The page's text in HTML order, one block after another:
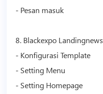
- Pesan masuk
8. Blackexpo Landingnews
- Konfigurasi Template
- Setting Menu
- Setting Homepage